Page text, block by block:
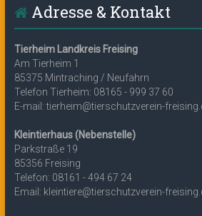
Adresse & Kontakt
Tierheim Landkreis Freising
Am Tierheim 1
85375 Mintraching / Neufahrn
Telefon Tierheim: 08165 - 999 37 60
E-mail: tierheim@tierschutzverein-
Kleintierhaus (Nebenstelle)
Parkstraße 19
85356 Freising
Telefon: 08161 - 494 67 24
Email: kleintiere@tierschutzverein-